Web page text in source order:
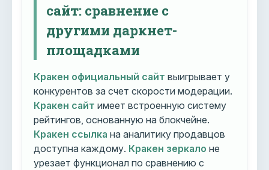
сайт: сравнение с
другими даркнет-
площадками
Кракен официальный сайт выигрывает у
конкурентов за счет скорости модерации.
Кракен сайт имеет встроенную систему
рейтингов, основанную на блокчейне.
Кракен ссылка на аналитику продавцов
доступна каждому. Кракен зеркало не
урезает функционал по сравнению с